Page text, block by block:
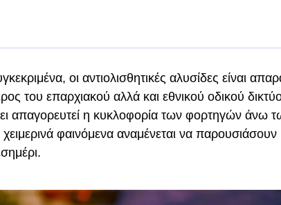
οι αντιολισθητικές αλυσίδες είναι
του επαρχιακού αλλά και εθνικού οδικού
απαγορευτεί η κυκλοφορία των φορτηγών άνω
χειμερινά φαινόμενα αναμένεται να